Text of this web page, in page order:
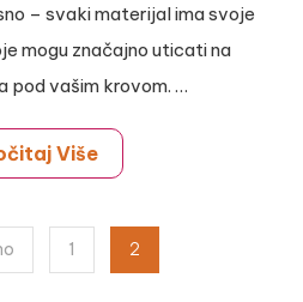
– svaki materijal ima svoje
mogu značajno uticati na
pod vašim krovom. …
Više
1 2